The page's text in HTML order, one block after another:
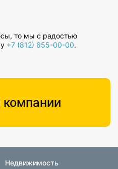
то мы с радостью
+7 (812) 655-00-00.
компании
Недвижимость